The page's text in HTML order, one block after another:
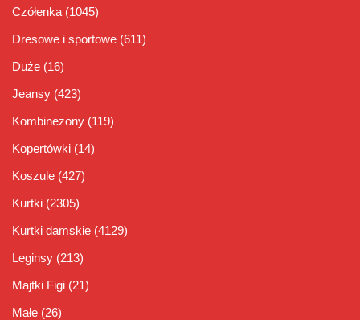
Czółenka (1045)
Dresowe i sportowe (611)
Duże (16)
Jeansy (423)
Kombinezony (119)
Kopertówki (14)
Koszule (427)
Kurtki (2305)
Kurtki damskie (4129)
Leginsy (213)
Majtki Figi (21)
Małe (26)